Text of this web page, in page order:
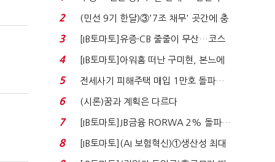
로봇·AI 등 논...
2
(민선 9기 한달)③'7조 채무' 곳간에 충
격…추미애, 20년...
3
[IB토마토]유증·CB 줄줄이 무산…코스
닥 벌점 급증에 ...
4
[IB토마토]아워홈 떠난 구미현, 본느에
340억 베팅…가...
5
전세사기 피해주택 매입 1만호 돌파…
누적 피해자 4만2...
6 (시론)꿈과 계획은 다르다
7
[IB토마토]JB금융 RORWA 2% 돌파…
실적 견인은 은행 ...
8
[IB토마토](AI 보험혁신)①생산성 최대
80% 개선…현실...